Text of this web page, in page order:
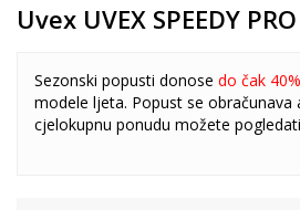
Uvex UVEX SPEEDY PRO
Sezonski popusti donose do čak 40%
modele ljeta. Popust se obračunava
cjelokupnu ponudu možete pogledati